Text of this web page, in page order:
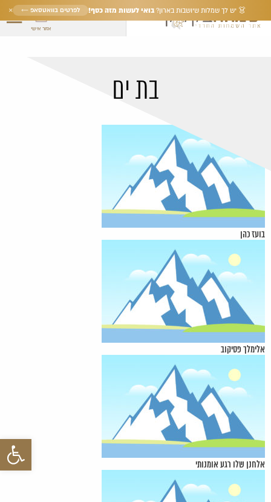
פתח
אזור אישי
👗 יש לך שמלות שיושבות בארון? בואי לעשות מזה כסף! לפרטים בוואטסאפ ← ×
בת ים
בועז כהן
אלימלך פסיקוב
אלחנן שלו רגע אומנותי